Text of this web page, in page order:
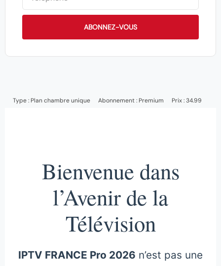
ABONNEZ-VOUS
Type : Plan chambre unique Abonnement : Premium Prix : 34.99
Bienvenue dans
l’Avenir de la
Télévision
IPTV FRANCE Pro 2026 n’est pas une